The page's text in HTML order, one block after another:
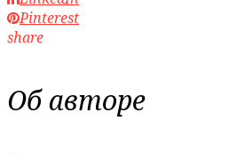
Pinterest
share
Об авторе